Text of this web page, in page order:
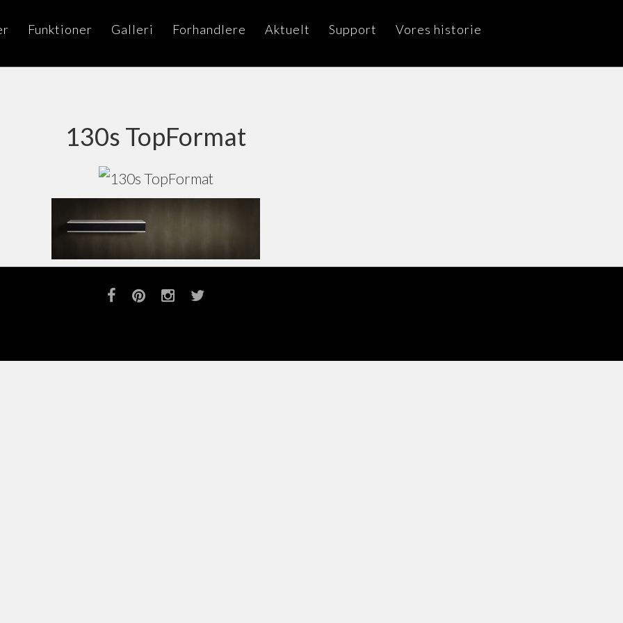
Funktioner Galleri Forhandlere Aktuelt Support Vores historie
130s TopFormat